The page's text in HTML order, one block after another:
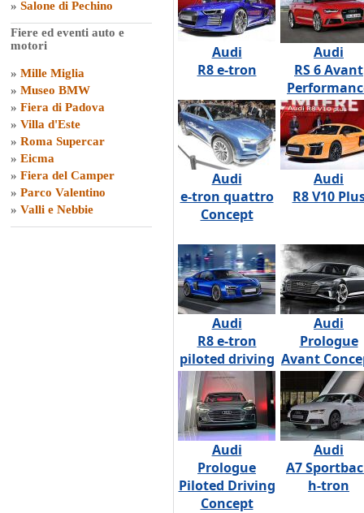
» Salone di Pechino
Fiere ed eventi auto e
motori
» Mille Miglia
» Museo BMW
» Fiera di Padova
» Villa d'Este
» Roma Supercar
» Eicma
» Fiera del Camper
» Parco Valentino
» Valli e Nebbie
Audi
R8 e-tron
Audi
RS 6 Avant
Audi
e-tron quattro
Concept
Audi
R8 V10
Audi
R8 e-tron
piloted driving
Audi
Prologue
Avant
Audi
Prologue
Piloted Driving
Concept
Audi
A7
h-tron